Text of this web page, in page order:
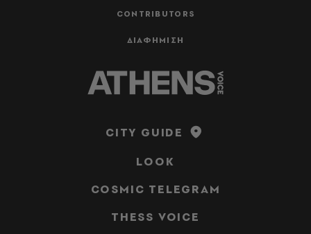
CONTRIBUTORS
ΔΙΑΦΗΜΙΣΗ
CITY GUIDE
LOOK
COSMIC TELEGRAM
THESS VOICE